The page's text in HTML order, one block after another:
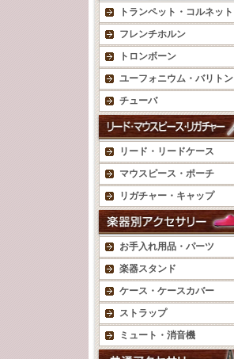
トランペット・コルネット
フレンチホルン
トロンボーン
ユーフォニウム・バリトン
チューバ
リード・リードケース
マウスピース・ポーチ
リガチャー・キャップ
お手入れ用品・パーツ
楽器スタンド
ケース・ケースカバー
ストラップ
ミュート・消音機